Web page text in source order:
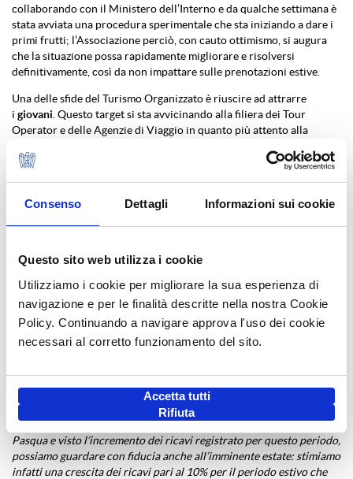
Consenso Dettagli Informazioni sui cookie
Questo sito web utilizza i cookie
Utilizziamo i cookie per migliorare la sua esperienza di
navigazione e per le finalità descritte nella nostra Cookie
Policy. Continuando a navigare approva l'uso dei cookie
necessari al corretto funzionamento del sito.
Accetta tutti
Rifiuta
collaborando con il Ministero dell’Interno e da qualche settimana è
stata avviata una procedura sperimentale che sta iniziando a dare i
primi frutti; l’Associazione perciò, con cauto ottimismo, si augura
che la situazione possa rapidamente migliorare e risolversi
definitivamente, così da non impattare sulle prenotazioni estive.
Una delle sfide del Turismo Organizzato è riuscire ad attrarre
i giovani . Questo target si sta avvicinando alla filiera dei Tour
Operator e delle Agenzie di Viaggio in quanto più attento alla
soprattutto le vacanze balneari e, in misura inferiore, i viaggi
CommentaPier Ezhaya, Presidente ASTOI Confindustria Viaggi: “Le
Organizzato registra crescite percentualmente più alte del turismo
in generale, segno che è finalmente scelto dai consumatori per gli
insostituibili valori che lo caratterizzano; infatti, è percepito dalle
persone come fonte di garanzie, ma anche come canale dove
riuscire a prenotare esperienze più personalizzate e difficilmente
reperibili individualmente. Gli Operatori sono in grado di offrire
territori e delle popolazioni locali, e questo aiuta a segnare una
profonda differenza con le prenotazioni volo+hotel reperibili sulle
piattaforme tecnologiche”.
Continua Ezhaya:
“considerando la forte
incidenza della prenotazione anticipata rilevata per le vacanze di
Pasqua e visto l’incremento dei ricavi registrato per questo periodo,
possiamo guardare con fiducia anche all’imminente estate: stimiamo
infatti una crescita dei ricavi pari al 10% per il periodo estivo che